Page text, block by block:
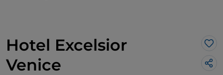
Hotel Excelsior
Venice